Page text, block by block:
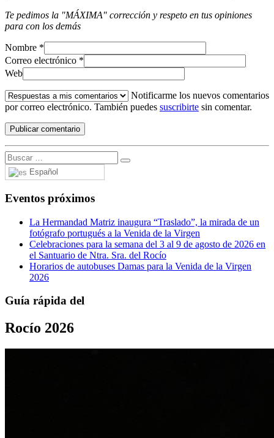
Te pedimos la "MÁXIMA" corrección y respeto en tus opiniones
para con los demás
Nombre *
Correo electrónico *
Web
Notificarme los nuevos comentarios
por correo electrónico. También puedes suscribirte sin comentar.
Español
Eventos próximos
La Hermandad Matriz inaugura “Traslado”, la mirada de un
fotógrafo portugués a la Venida de la Virgen
Celebraciones para la semana del 3 al 9 de agosto de 2026 en
el Santuario de Ntra. Sra. del Rocío
Horarios de autobuses Damas para la Venida de la Virgen
2026
Guía rápida del
Rocío 2026